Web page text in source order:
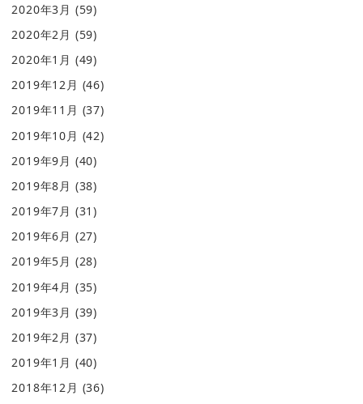
2020年3月 (59)
2020年2月 (59)
2020年1月 (49)
2019年12月 (46)
2019年11月 (37)
2019年10月 (42)
2019年9月 (40)
2019年8月 (38)
2019年7月 (31)
2019年6月 (27)
2019年5月 (28)
2019年4月 (35)
2019年3月 (39)
2019年2月 (37)
2019年1月 (40)
2018年12月 (36)